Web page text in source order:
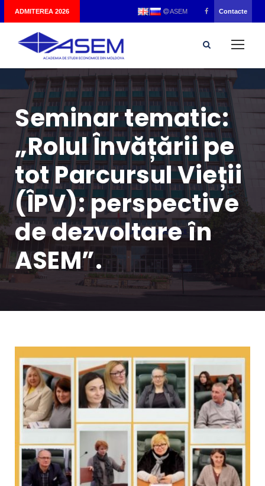
ADMITEREA 2026 ASEM Contacte
Seminar tematic:
„Rolul Învățării pe
tot Parcursul Vieții
(ÎPV): perspective
de dezvoltare în
ASEM”.